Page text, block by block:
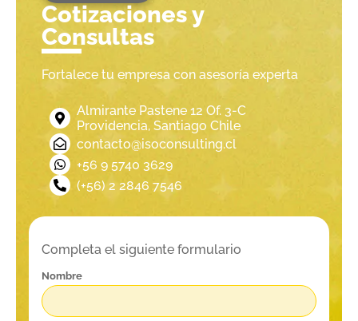
Cotizaciones y
Consultas
Fortalece tu empresa con asesoría experta
Almirante Pastene 12 Of. 3-C
Providencia, Santiago Chile
contacto@isoconsulting.cl
‪+56 9 5740 3629‬
(+56) 2 2846 7546
Completa el siguiente formulario
Nombre